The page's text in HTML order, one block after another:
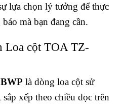
lựa chọn lý tưởng để thực
mà bạn đang cần.
Loa cột TOA TZ-
là dòng loa cột sử
xếp theo chiều dọc trên